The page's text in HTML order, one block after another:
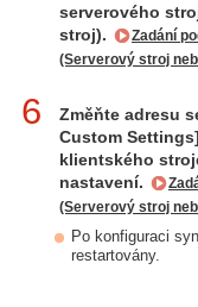
serverového
stroj).
Zadání
(Serverový stroj
6
Změňte adresu
Custom
klientského
nastavení.
(Serverový stroj
Po konfiguraci
restartovány.